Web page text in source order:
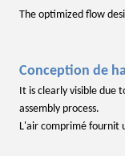
The optimized flow
Conception de
It is clearly visible due
assembly process.
L'air comprimé fournit